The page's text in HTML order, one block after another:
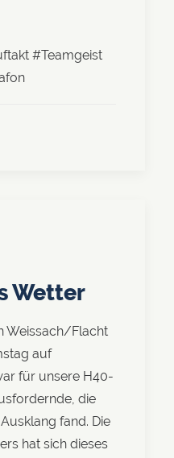
#Teamgeist
Wetter
Weissach/Flacht
auf
für unsere H40-
die
fand. Die
hat sich dieses